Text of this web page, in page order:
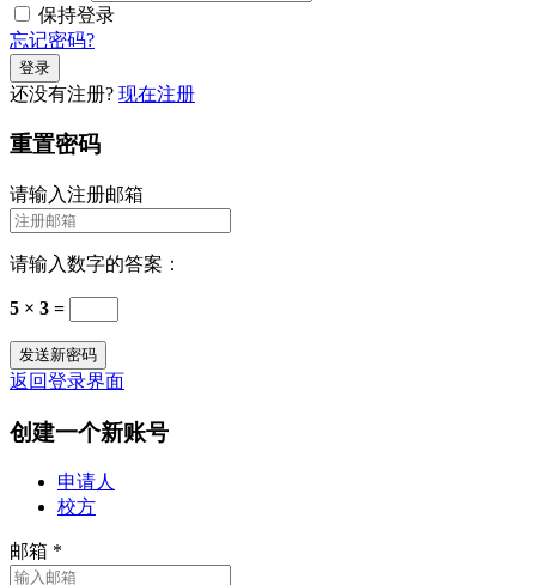
保持登录
忘记密码?
还没有注册? 现在注册
重置密码
请输入注册邮箱
请输入数字的答案：
5 × 3 =
返回登录界面
创建一个新账号
申请人
校方
邮箱 *